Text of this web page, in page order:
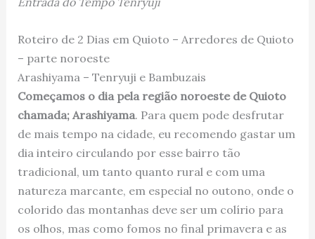
Roteiro de 2 Dias em Quioto – Arredores de Quioto
– parte noroeste
Arashiyama – Tenryuji e Bambuzais
Começamos o dia pela região noroeste de Quioto
chamada; Arashiyama. Para quem pode desfrutar
de mais tempo na cidade, eu recomendo gastar um
dia inteiro circulando por esse bairro tão
tradicional, um tanto quanto rural e com uma
natureza marcante, em especial no outono, onde o
colorido das montanhas deve ser um colírio para
os olhos, mas como fomos no final primavera e as